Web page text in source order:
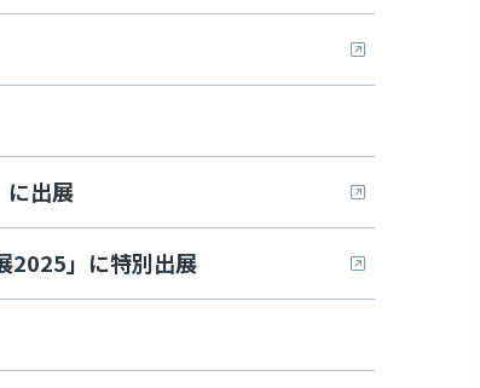
に出展
2025」に特別出展